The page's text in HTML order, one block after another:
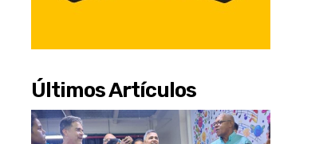
Últimos Artículos